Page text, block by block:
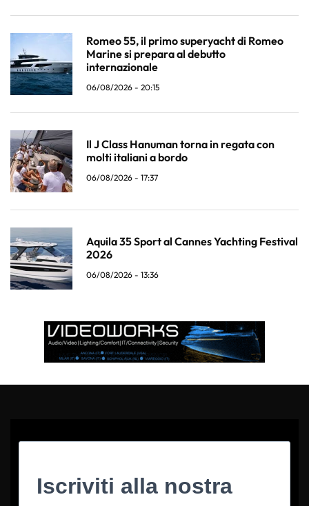
Romeo 55, il primo superyacht di Romeo
Marine si prepara al debutto
internazionale
06/08/2026 - 20:15
Il J Class Hanuman torna in regata con
molti italiani a bordo
06/08/2026 - 17:37
Aquila 35 Sport al Cannes Yachting Festival
2026
06/08/2026 - 13:36
Iscriviti alla nostra